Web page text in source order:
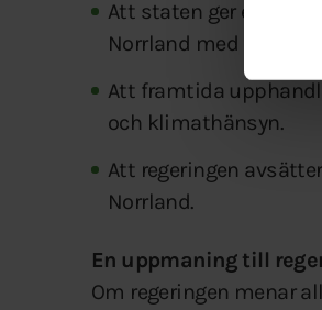
Att staten ger ett
Norrland med full
Att framtida
och klimathänsyn.
Att regeringen
Norrland.
En uppmaning till
Om regeringen menar